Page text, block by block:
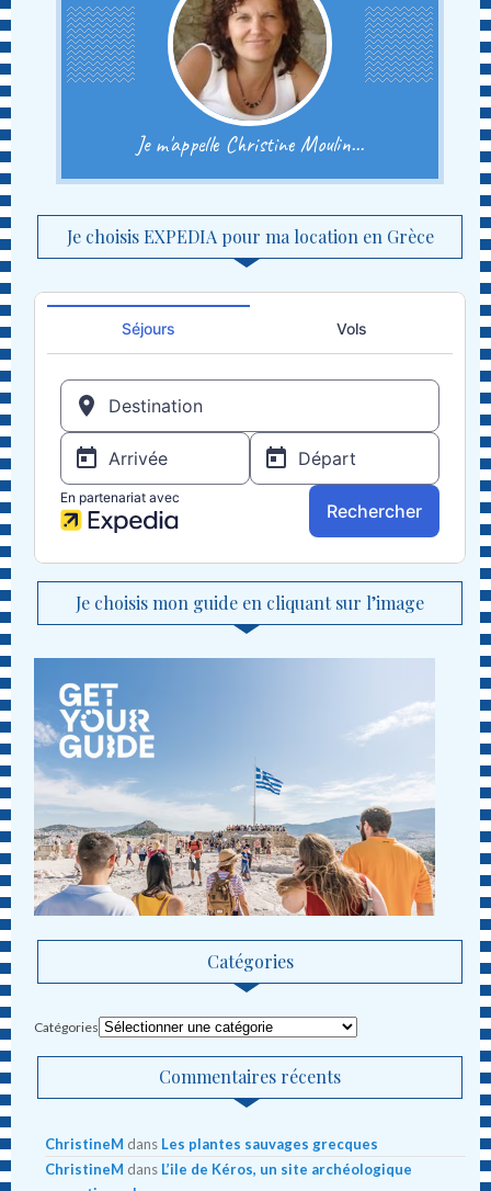
Je m'appelle Christine Moulin...
Je choisis EXPEDIA pour ma location en Grèce
Je choisis mon guide en cliquant sur l’image
Catégories
Catégories
Commentaires récents
ChristineM dans Les plantes sauvages grecques
ChristineM dans L’ile de Kéros, un site archéologique